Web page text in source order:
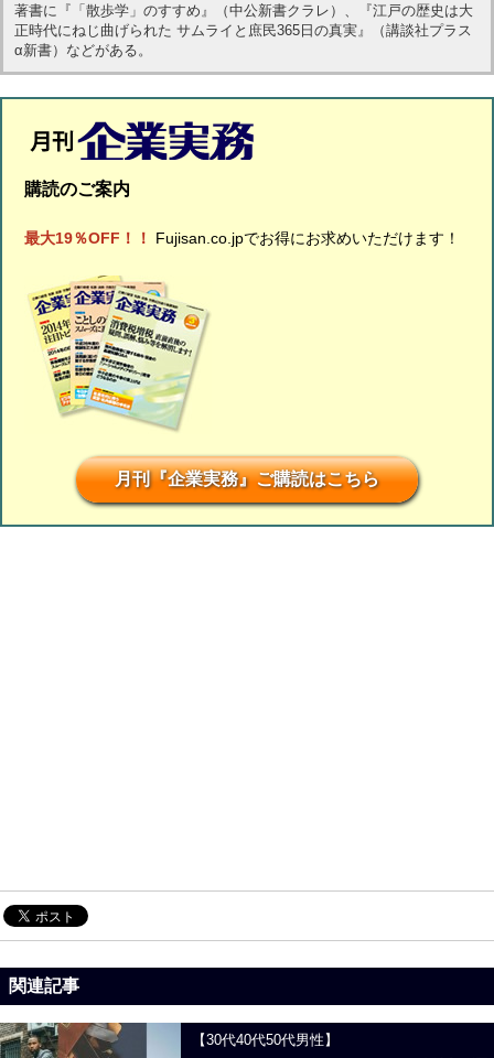
著書に『「散歩学」のすすめ』（中公新書クラレ）、『江戸の歴史は大
正時代にねじ曲げられた サムライと庶民365日の真実』（講談社プラス
α新書）などがある。
購読のご案内
最大19％OFF！！ Fujisan.co.jpでお得にお求めいただけます！
月刊『企業実務』ご購読はこちら
関連記事
【30代40代50代男性】